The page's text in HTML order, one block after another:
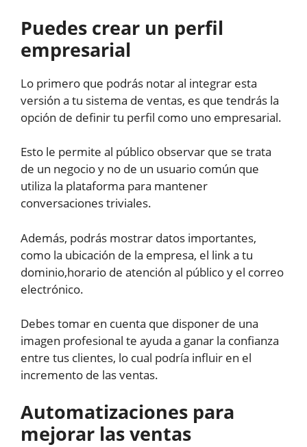
Puedes crear un perfil
empresarial
Lo primero que podrás notar al integrar esta
versión a tu sistema de ventas, es que tendrás la
opción de definir tu perfil como uno empresarial.
Esto le permite al público observar que se trata
de un negocio y no de un usuario común que
utiliza la plataforma para mantener
conversaciones triviales.
Además, podrás mostrar datos importantes,
como la ubicación de la empresa, el link a tu
dominio,horario de atención al público y el correo
electrónico.
Debes tomar en cuenta que disponer de una
imagen profesional te ayuda a ganar la confianza
entre tus clientes, lo cual podría influir en el
incremento de las ventas.
Automatizaciones para
mejorar las ventas